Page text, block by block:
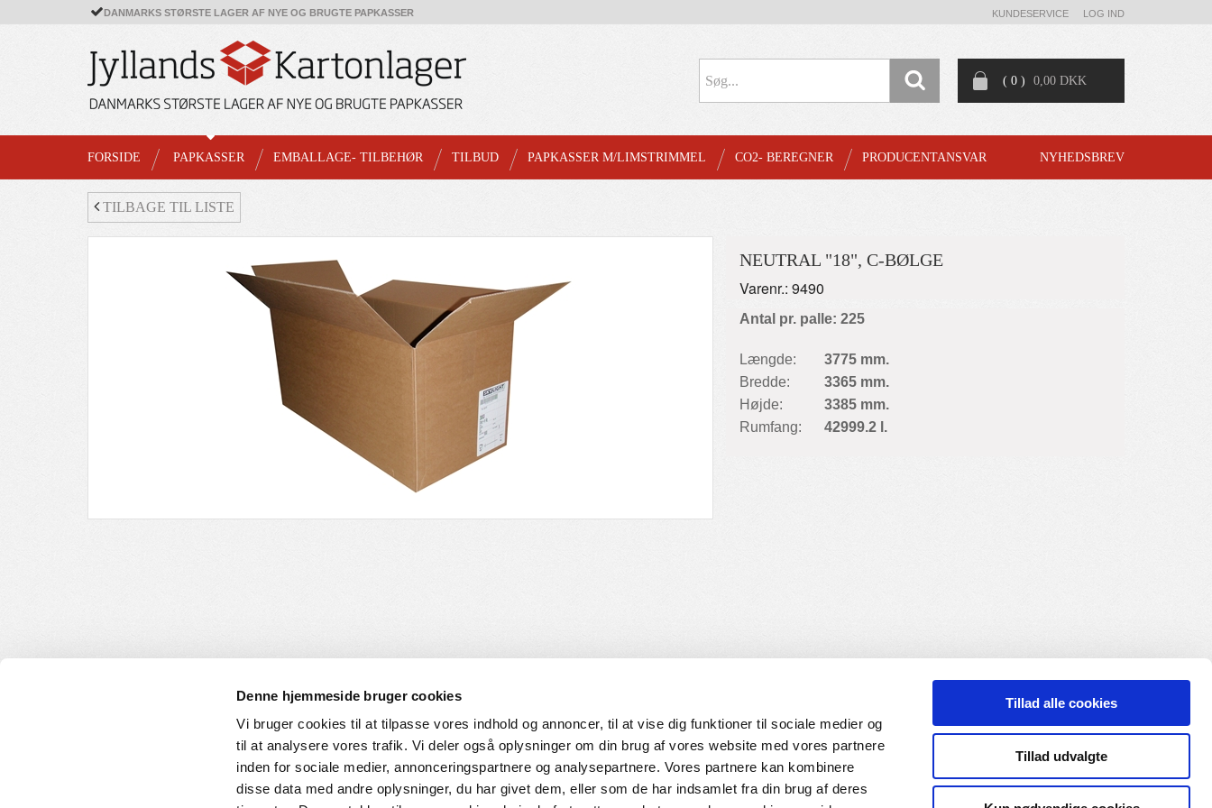
Denne hjemmeside bruger cookies
Vi bruger cookies til at tilpasse vores indhold og annoncer, til at vise dig funktioner til sociale medier og
til at analysere vores trafik. Vi deler også oplysninger om din brug af vores website med vores partnere
inden for sociale medier, annonceringspartnere og analysepartnere. Vores partnere kan kombinere
disse data med andre oplysninger, du har givet dem, eller som de har indsamlet fra din brug af deres
Tillad alle cookies
Tillad udvalgte
DANMARKS STØRSTE LAGER AF NYE OG BRUGTE PAPKASSER KUNDESERVICE LOG IND
( 0 ) 0,00 DKK
FORSIDE PAPKASSER EMBALLAGE- TILBEHØR TILBUD PAPKASSER M/LIMSTRIMMEL CO2- BEREGNER PRODUCENTANSVAR NYHEDSBREV
TILBAGE TIL LISTE
NEUTRAL "18", C-BØLGE
Varenr.: 9490
Antal pr. palle: 225
Længde:
3775 mm.
Bredde:
3365 mm.
Højde:
3385 mm.
Rumfang:
42999.2 l.
KUNDESERVICE
Handelsbetingelser
HVORDAN HANDLER DU
Login til web-shop